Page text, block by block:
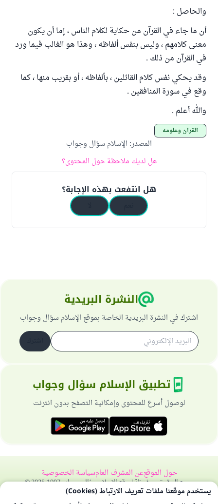
والحاصل :
أن ما جاء في القرآن من حكاية لكلام الناس ، إما أن يكون
معنى كلامهم ، وليس بنفس ألفاظه ، وهذا هو الغالب فيما ورد
في القرآن من ذلك .
وقد يحكي نفس كلام القائلين ، بألفاظه ، أو بقريب منها ، كما
وقع في سورة المنافقين .
والله أعلم .
القرآن وعلومه
المصدر: الإسلام سؤال وجواب
هل لديك ملاحظة حول المحتوى؟
هل انتفعت بهذه الإجابة؟
النشرة البريدية
اشترك في النشرة البريدية الخاصة بموقع الإسلام سؤال وجواب
تطبيق الإسلام سؤال وجواب
لوصول أسرع للمحتوى وإمكانية التصفح بدون انترنت
حول الموقععن المشرف العامسياسة الخصوصية
جميع الحقوق محفوظة لموقع الإسلام سؤال وجواب 1997-2025 ©
يستخدم موقعنا ملفات تعريف الارتباط (Cookies)